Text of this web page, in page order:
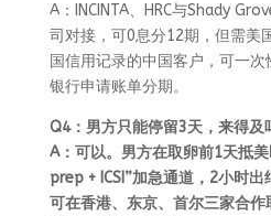
A：INCINTA、HRC与Shady
司对接，可0息分12期，但需美
国信用记录的中国客户，可一
银行申请账单分期。
Q4：男方只能停留3天，来得及
A：可以。男方在取卵前1天抵
prep + ICSI”加急通道，2小时出
可在香港、东京、首尔三家合